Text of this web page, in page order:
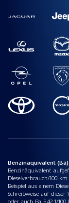
Benzinäquivalent
Benzinäquivalent
Dieselverbrauch/100
Beispiel aus einem
Schreibweise auf
oder auch Ba 5,42 1/100